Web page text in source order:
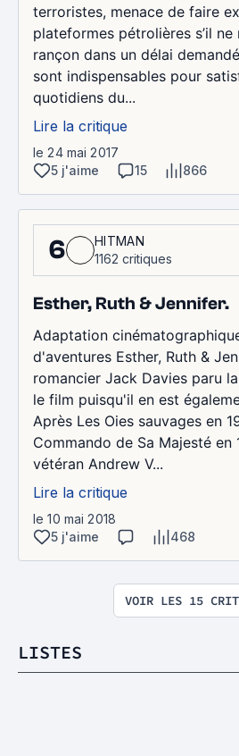
terroristes, menace de faire
plateformes pétrolières s’il
rançon dans un délai
sont indispensables pour
quotidiens du...
Lire la critique
le 24 mai 2017
5 j'aime
15 866
6
HITMAN
1162 critiques
Esther, Ruth & Jennifer.
Adaptation
d'aventures Esther, Ruth &
romancier Jack Davies paru
le film puisqu'il en est
Après Les Oies sauvages en
Commando de Sa Majesté en
vétéran Andrew V...
Lire la critique
le 10 mai 2018
5 j'aime
468
VOIR LES 15
LISTES